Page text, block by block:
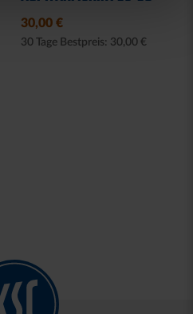
30,00 €
30 Tage Bestpreis: 30,00 €